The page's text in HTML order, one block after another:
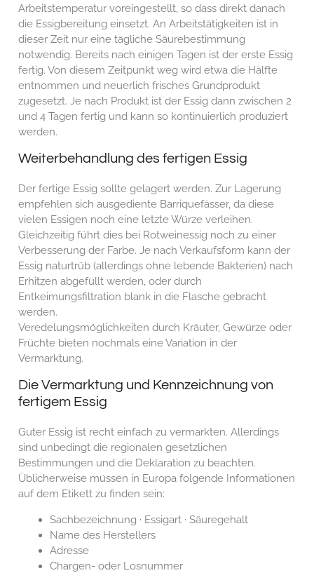
Arbeitstemperatur voreingestellt, so dass direkt danach
die Essigbereitung einsetzt. An Arbeitstätigkeiten ist in
dieser Zeit nur eine tägliche Säurebestimmung
notwendig. Bereits nach einigen Tagen ist der erste Essig
fertig. Von diesem Zeitpunkt weg wird etwa die Hälfte
entnommen und neuerlich frisches Grundprodukt
zugesetzt. Je nach Produkt ist der Essig dann zwischen 2
und 4 Tagen fertig und kann so kontinuierlich produziert
werden.
Weiterbehandlung des fertigen Essig
Der fertige Essig sollte gelagert werden. Zur Lagerung
empfehlen sich ausgediente Barriquefässer, da diese
vielen Essigen noch eine letzte Würze verleihen.
Gleichzeitig führt dies bei Rotweinessig noch zu einer
Verbesserung der Farbe. Je nach Verkaufsform kann der
Essig naturtrüb (allerdings ohne lebende Bakterien) nach
Erhitzen abgefüllt werden, oder durch
Entkeimungsfiltration blank in die Flasche gebracht
werden.
Veredelungsmöglichkeiten durch Kräuter, Gewürze oder
Früchte bieten nochmals eine Variation in der
Vermarktung.
Die Vermarktung und Kennzeichnung von
fertigem Essig
Guter Essig ist recht einfach zu vermarkten. Allerdings
sind unbedingt die regionalen gesetzlichen
Bestimmungen und die Deklaration zu beachten.
Üblicherweise müssen in Europa folgende Informationen
auf dem Etikett zu finden sein:
Sachbezeichnung · Essigart · Säuregehalt
Name des Herstellers
Adresse
Chargen- oder Losnummer